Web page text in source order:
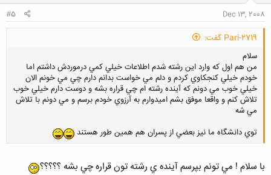
Dec 13, 2008
#5
Pari-2719 گفت:
سلام
من هم اول كه وارد اين رشته شدم اطلاعات خيلي كمي درموردش داشتم اما
خودم خيلي كنجكاوي كردم و دلم مي خواست بدانم دارم چي مي خونم الان
خيلي خوب مي دونم كه آينده رشته ام چي قراره بشه و دوست دارم خيلي خوب
تلاش كنم و واقعا موفق بشم اميدوارم به آرزوي خودم برسم و مي دونم با تلاش
مي شه
توي دانشگاه ما نيز بعضي از پسران هم همين طور هستند
با سلام ! مي تونم بپرسم آينده ي رشته تون قراره چي بشه ؟؟؟؟؟